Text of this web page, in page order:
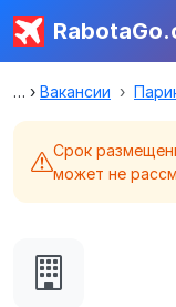
Вакансии
Срок
может не